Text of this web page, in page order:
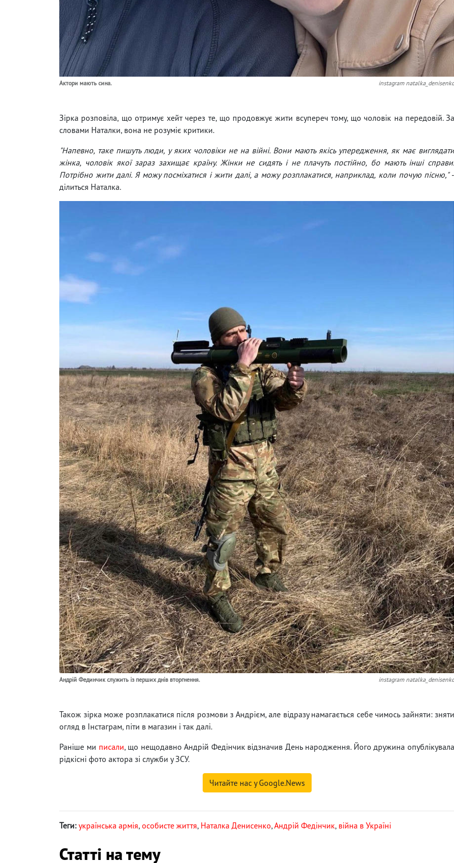
Актори мають сина. instagram natalka_denisenko
Зірка розповіла, що отримує хейт через те, що продовжує жити всупереч тому, що чоловік на передовій. За
словами Наталки, вона не розуміє критики.
"Напевно, таке пишуть люди, у яких чоловіки не на війні. Вони мають якісь упередження, як має виглядати
жінка, чоловік якої зараз захищає країну. Жінки не сидять і не плачуть постійно, бо мають інші справи.
Потрібно жити далі. Я можу посміхатися і жити далі, а можу розплакатися, наприклад, коли почую пісню," -
ділиться Наталка.
Андрій Фединчик служить із перших днів вторгнення. instagram natalka_denisenko
Також зірка може розплакатися після розмови з Андрієм, але відразу намагається себе чимось зайняти: зняти
огляд в Інстаграм, піти в магазин і так далі.
Раніше ми писали, що нещодавно Андрій Федінчик відзначив День народження. Його дружина опублікувала
рідкісні фото актора зі служби у ЗСУ.
Читайте нас у Google.News
Теги: українська армія, особисте життя, Наталка Денисенко,Андрій Федінчик, війна в Україні
Статті на тему